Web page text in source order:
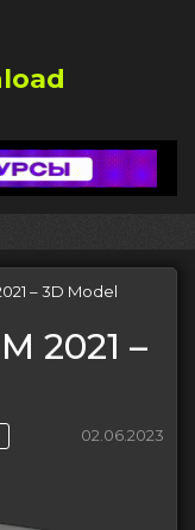
– 3D Model
2021 –
02.06.2023